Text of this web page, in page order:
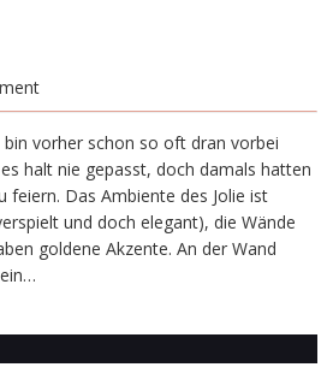
bin vorher schon so oft dran vorbei
halt nie gepasst, doch damals hatten
feiern. Das Ambiente des Jolie ist
und doch elegant), die Wände
goldene Akzente. An der Wand